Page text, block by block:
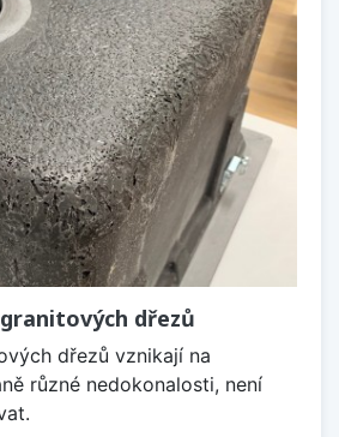
dřezů
dřezů vznikají na
různé nedokonalosti, není